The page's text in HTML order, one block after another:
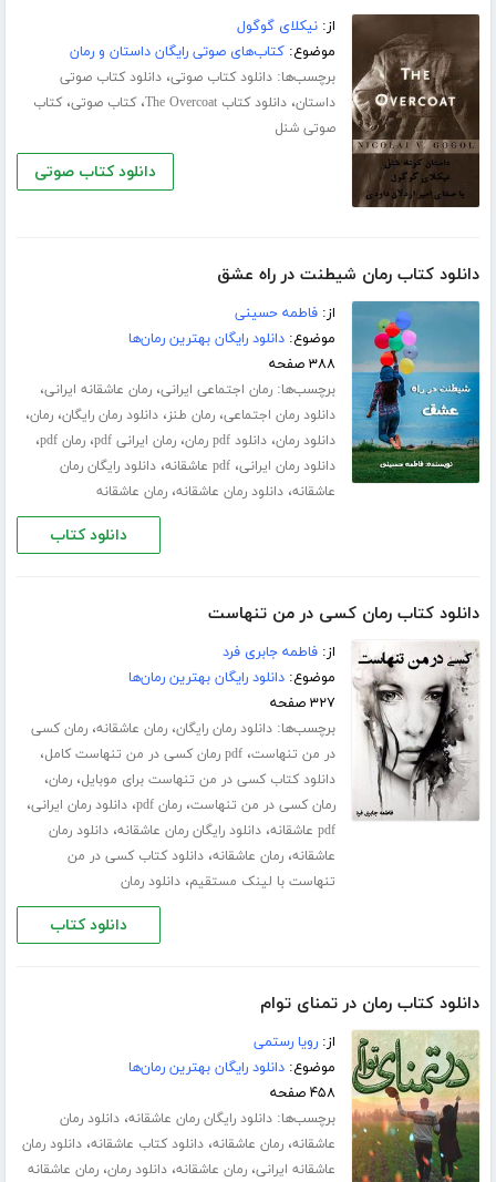
از:نیکلای گوگول
موضوع:کتاب‌های صوتی رایگان داستان و رمان
برچسب‌ها:دانلود کتاب صوتی،دانلود کتاب صوتی
داستان،دانلود کتاب The Overcoat ،کتاب صوتی،کتاب
صوتی شنل
دانلود کتاب صوتی
دانلود کتاب رمان شیطنت در راه عشق
از:فاطمه حسینی
موضوع:دانلود رایگان بهترین رمان‌ها
۳۸۸ صفحه
برچسب‌ها:رمان اجتماعی ایرانی،رمان عاشقانه ایرانی،
دانلود رمان اجتماعی،رمان طنز،دانلود رمان رایگان،رمان،
دانلود رمان،دانلود pdf رمان ،رمان ایرانی pdf ،رمان pdf ،
دانلود رمان ایرانی،pdf عاشقانه ،دانلود رایگان رمان
عاشقانه،دانلود رمان عاشقانه،رمان عاشقانه
دانلود کتاب
دانلود کتاب رمان کسی در من تنهاست
از:فاطمه جابری فرد
موضوع:دانلود رایگان بهترین رمان‌ها
۳۲۷ صفحه
برچسب‌ها:دانلود رمان رایگان،رمان عاشقانه،رمان کسی
در من تنهاست،pdf رمان کسی در من تنهاست کامل ،
دانلود کتاب کسی در من تنهاست برای موبایل،رمان،
رمان کسی در من تنهاست،رمان pdf ،دانلود رمان ایرانی،
pdf عاشقانه ،دانلود رایگان رمان عاشقانه،دانلود رمان
عاشقانه،رمان عاشقانه،دانلود کتاب کسی در من
تنهاست با لینک مستقیم،دانلود رمان
دانلود کتاب
دانلود کتاب رمان در تمنای توام
از:رویا رستمی
موضوع:دانلود رایگان بهترین رمان‌ها
۴۵۸ صفحه
برچسب‌ها:دانلود رایگان رمان عاشقانه،دانلود رمان
عاشقانه،رمان عاشقانه،دانلود کتاب عاشقانه،دانلود رمان
عاشقانه ایرانی،رمان عاشقانه،دانلود رمان،رمان عاشقانه